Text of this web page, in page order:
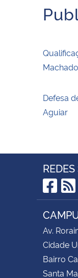
Defesa
Aguiar
Av.
Cidade
Bairro
Santa